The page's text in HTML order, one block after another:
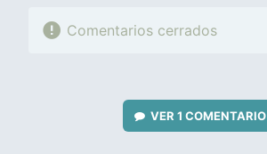
Comentarios cerrados
VER 1 COMENTARIO